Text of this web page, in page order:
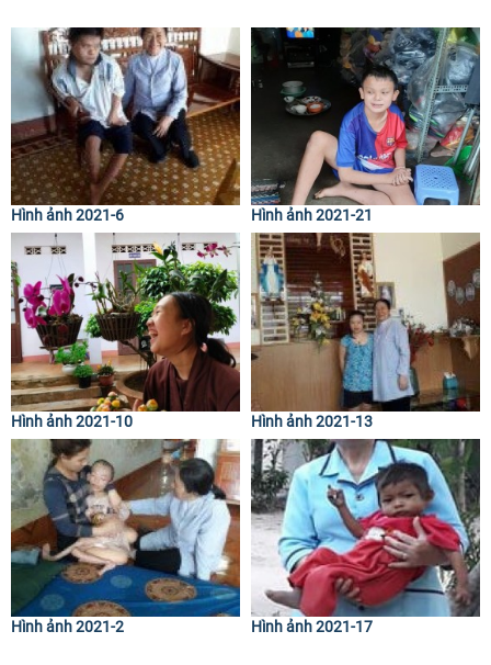
Hình ảnh 2021-6 Hình ảnh 2021-21
Hình ảnh 2021-10 Hình ảnh 2021-13
Hình ảnh 2021-2 Hình ảnh 2021-17